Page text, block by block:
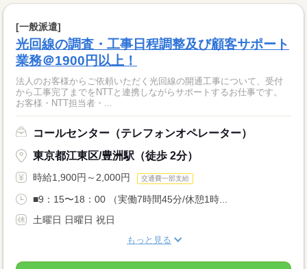
[一般派遣]
光回線の調査・工事日程調整及び顧客サポート
業務＠1900円以上！
法人のお客様からご依頼いただく光回線の開通工事について、受付
から工事完了までをNTTと連携しながらサポートするお仕事です。
お客様・NTT担当者・...
コールセンター（テレフォンオペレーター）
東京都江東区/豊洲駅（徒歩 2分）
時給1,900円～2,000円 交通費一部支給
■9：15〜18：00 （実働7時間45分/休憩1時...
土曜日 日曜日 祝日
もっと見る